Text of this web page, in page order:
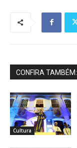
CONFIRA TAMBÉM:
Cultura